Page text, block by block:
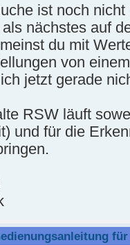
ist noch
nächstes auf
du mit
von
jetzt gerade
RSW läuft
und für die
für